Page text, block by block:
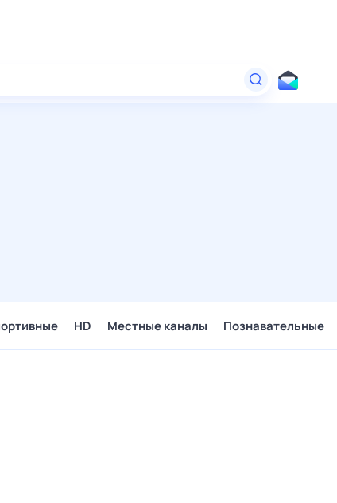
HD Местные каналы Познавательные